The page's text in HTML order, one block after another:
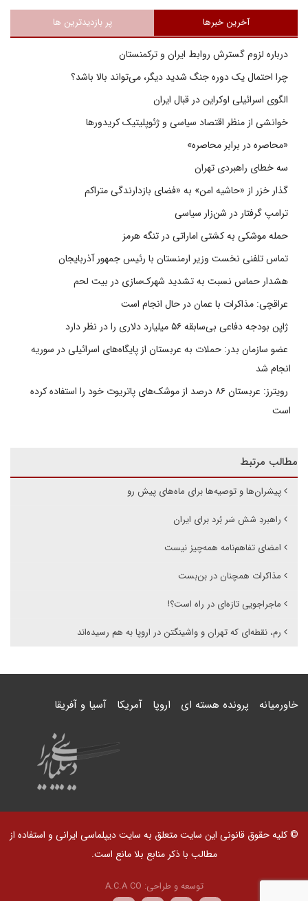
آخرین خبرها پر بازدیدترین ها
درباره لزوم گسترش روابط ایران و ترکمنستان
چرا احتمال یک دوره جنگ شدید دیگر، می‌تواند بالا باشد؟
الگوی اسرائیلی اوکراین در قبال ایران
خوانشی از منظر اقتصاد سیاسی و ژئوپلیتیک کریدورها
«محاصره در برابر محاصره»
سه خطای راهبردی تهران
گذار خزر از «حاشیه امن» به «فضای بازدارندگی متراکم
ترامپ گرفتار در شن‌زار سیاسی
حمله موشکی به کشتی اماراتی در تنگه هرمز
تماس تلفنی نخست وزیر ارمنستان با رئیس جمهور آذربایجان
هشدار حماس نسبت به تشدید شهرک‌سازی در بیت‌ لحم
عراقچی: مذاکرات با عمان در حال انجام است
ژاپن بودجه دفاعی بی‌سابقه ۵۶ میلیارد دلاری را در نظر دارد
عضو سازمان بدر: حملات به عربستان از پایگاه‌های اسرائیلی در سوریه
انجام شد
رویترز: عربستان ۸۶ درصد از موشک‌های پاتریوت خود را استفاده کرده
است
مطالب مرتبط
پیشران‌ها و توصیه‌ها برای ماه‌های پیش رو
راهبردِ شش سَر بُرد برای ایران
امضای تفاهم‌نامه همه‌چیز نیست
مذاکرات همچنان در بن‌بست
ماجراجویی تازه‌ای در راه است؟!
رم، نقطه‌ای که تهران و واشینگتن در اروپا به هم رسیده‌اند
خاورمیانه پرونده هسته ای اروپا آمریکا آسیا و آفریقا
© کلیه حقوق قانونی این سایت متعلق به سایت دیپلماسی ایرانی و استفاده از
مطالب با ذکر منابع بلا مانع است.
توسعه و طراحی: A.C.A CO